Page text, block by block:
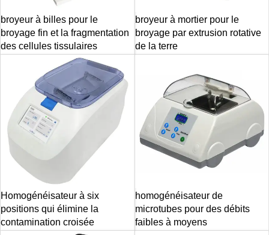
broyeur à billes pour le
broyage fin et la fragmentation
des cellules tissulaires
broyeur à mortier pour le
broyage par extrusion rotative
de la terre
Homogénéisateur à six
positions qui élimine la
contamination croisée
homogénéisateur de
microtubes pour des débits
faibles à moyens